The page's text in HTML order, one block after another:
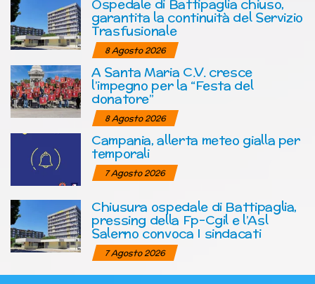
Ospedale di Battipaglia chiuso,
garantita la continuità del Servizio
Trasfusionale
8 Agosto 2026
A Santa Maria C.V. cresce
l’impegno per la “Festa del
donatore”
8 Agosto 2026
Campania, allerta meteo gialla per
temporali
7 Agosto 2026
Chiusura ospedale di Battipaglia,
pressing della Fp-Cgil e l’Asl
Salerno convoca I sindacati
7 Agosto 2026